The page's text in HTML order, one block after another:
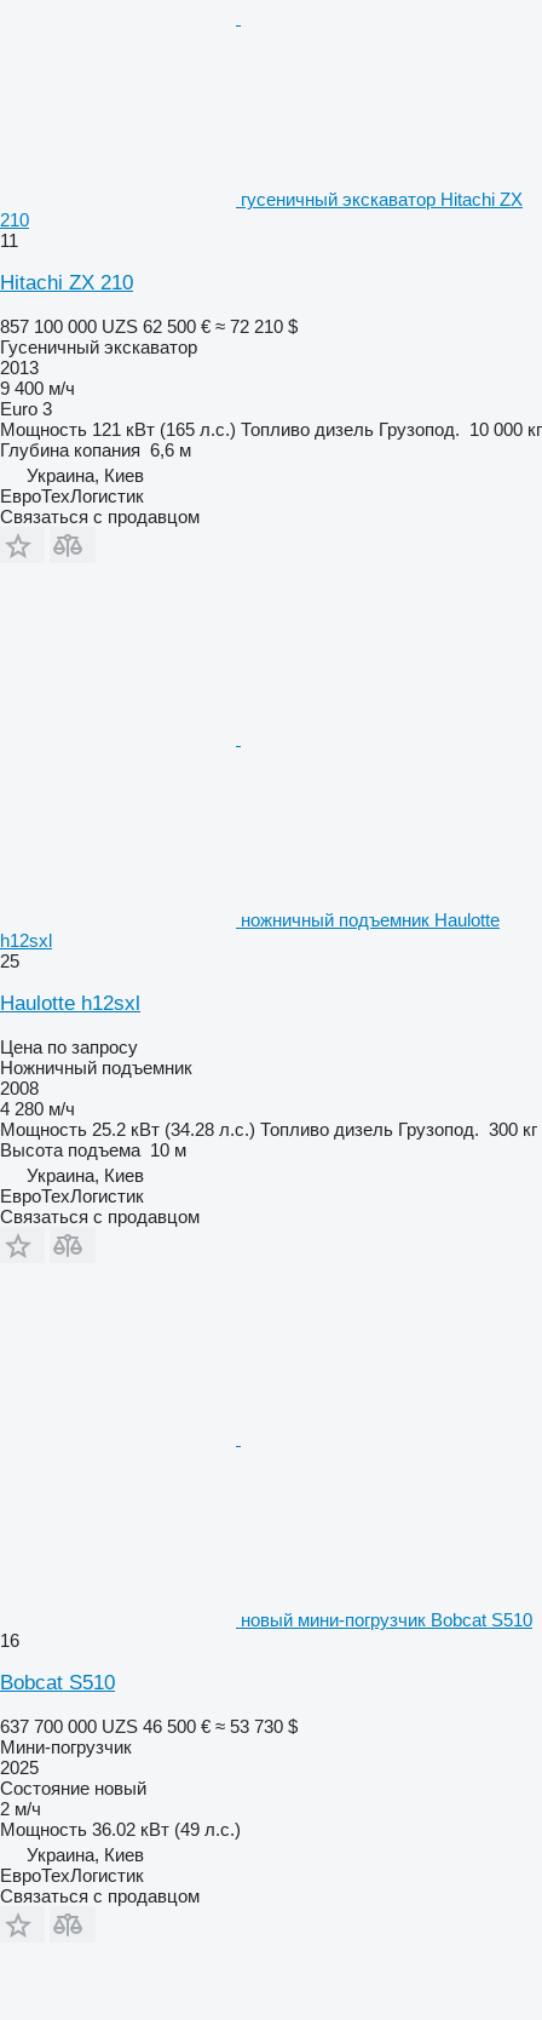
гусеничный экскаватор Hitachi ZX
210
11
Hitachi ZX 210
857 100 000 UZS 62 500 € ≈ 72 210 $
Гусеничный экскаватор
2013
9 400 м/ч
Euro 3
Мощность 121 кВт (165 л.с.) Топливо дизель Грузопод. 10 000 кг
Глубина копания 6,6 м
Украина, Киев
ЕвроТехЛогистик
Связаться с продавцом
ножничный подъемник Haulotte
h12sxl
25
Haulotte h12sxl
Цена по запросу
Ножничный подъемник
2008
4 280 м/ч
Мощность 25.2 кВт (34.28 л.с.) Топливо дизель Грузопод. 300 кг
Высота подъема 10 м
Украина, Киев
ЕвроТехЛогистик
Связаться с продавцом
новый мини-погрузчик Bobcat S510
16
Bobcat S510
637 700 000 UZS 46 500 € ≈ 53 730 $
Мини-погрузчик
2025
Состояние новый
2 м/ч
Мощность 36.02 кВт (49 л.с.)
Украина, Киев
ЕвроТехЛогистик
Связаться с продавцом